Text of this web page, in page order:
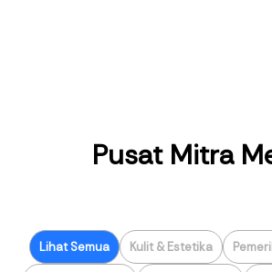
Pusat Mitra
Lihat Semua Kulit & Estetika